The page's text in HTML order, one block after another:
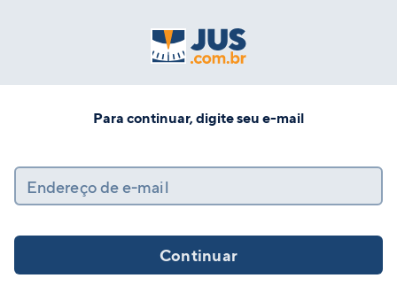
Para continuar, digite seu e-mail
Endereço de e-mail
Continuar